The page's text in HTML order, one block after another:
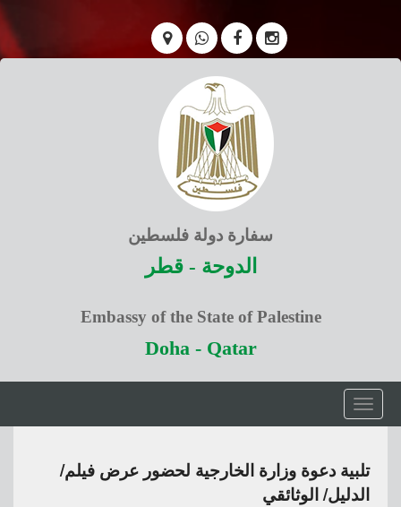
سفارة دولة فلسطين
الدوحة - قطر
Embassy of the State of Palestine
Doha - Qatar
Toggle
navigation
تلبية دعوة وزارة الخارجية لحضور عرض فيلم/
الدليل/ الوثائقي